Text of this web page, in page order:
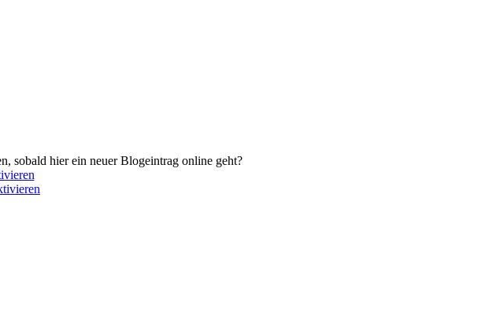
sobald hier ein neuer Blogeintrag online geht?